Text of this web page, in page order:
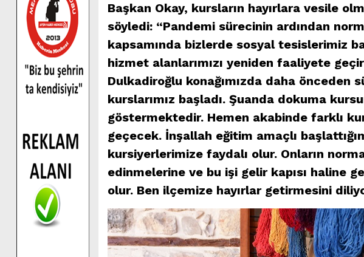
Başkan Okay, kursların hayırlara vesile
söyledi: “Pandemi sürecinin ardından
kapsamında bizlerde sosyal tesislerimiz
hizmet alanlarımızı yeniden faaliyete
Dulkadiroğlu konağımızda daha önceden
kurslarımız başladı. Şuanda dokuma
göstermektedir. Hemen akabinde farklı
geçecek. İnşallah eğitim amaçlı
kursiyerlerimize faydalı olur. Onların
edinmelerine ve bu işi gelir kapısı haline
olur. Ben ilçemize hayırlar getirmesini